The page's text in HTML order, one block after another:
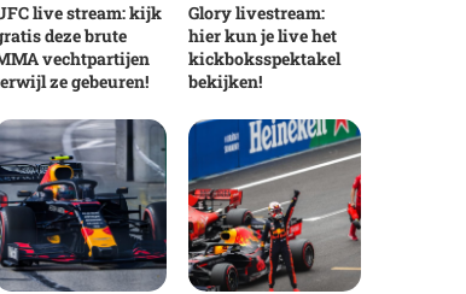
live stream: kijk
deze brute
vechtpartijen
ze gebeuren!
Glory livestream:
hier kun je live het
kickboksspektakel
bekijken!